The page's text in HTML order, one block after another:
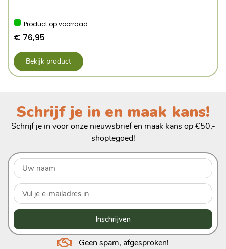
Product op voorraad
€ 76,95
Bekijk product
Schrijf je in en maak kans!
Schrijf je in voor onze nieuwsbrief en maak kans op €50,-
shoptegoed!
Inschrijven
Geen spam, afgesproken!